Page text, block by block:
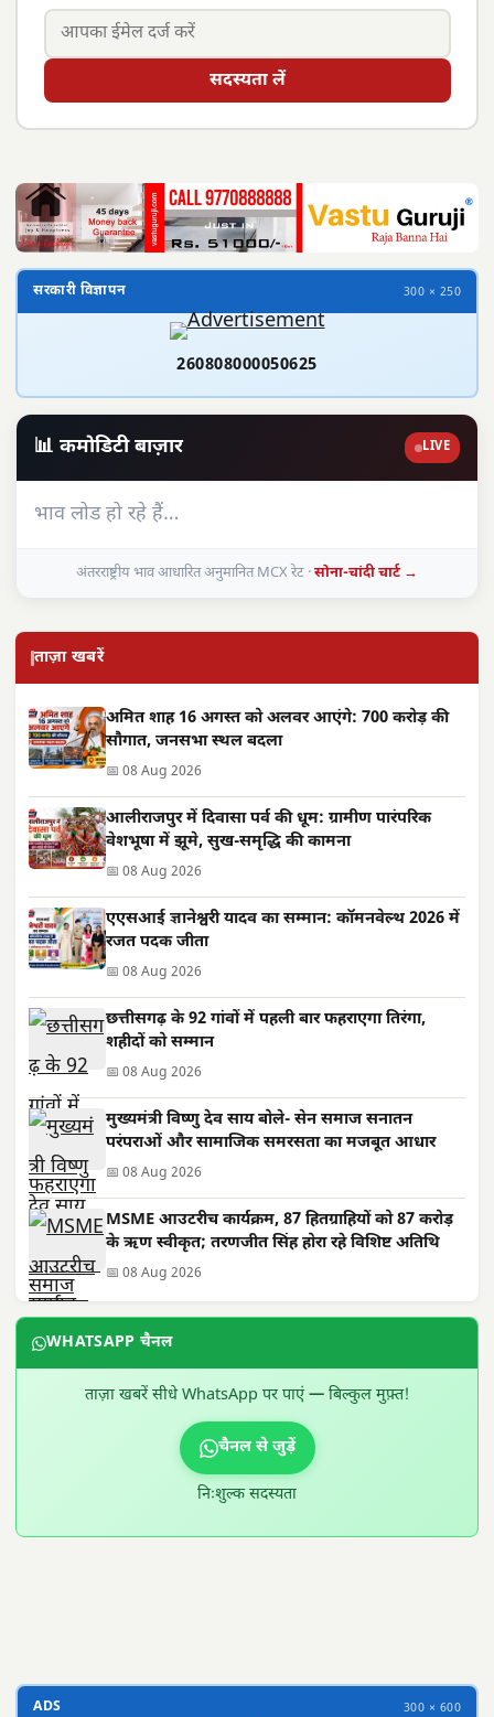
सदस्यता लें
सरकारी विज्ञापन 300 × 250
260808000050625
📊 कमोडिटी बाज़ार LIVE
भाव लोड हो रहे हैं…
अंतरराष्ट्रीय भाव आधारित अनुमानित MCX रेट ·सोना-चांदी चार्ट →
ताज़ा खबरें
अमित शाह 16 अगस्त को अलवर आएंगे: 700 करोड़ की
सौगात, जनसभा स्थल बदला
📅 08 Aug 2026
आलीराजपुर में दिवासा पर्व की धूम: ग्रामीण पारंपरिक
वेशभूषा में झूमे, सुख-समृद्धि की कामना
📅 08 Aug 2026
एएसआई ज्ञानेश्वरी यादव का सम्मान: कॉमनवेल्थ 2026 में
रजत पदक जीता
📅 08 Aug 2026
छत्तीसगढ़ के 92 गांवों में पहली बार फहराएगा तिरंगा,
शहीदों को सम्मान
📅 08 Aug 2026
मुख्यमंत्री विष्णु देव साय बोले- सेन समाज सनातन
परंपराओं और सामाजिक समरसता का मजबूत आधार
📅 08 Aug 2026
MSME आउटरीच कार्यक्रम, 87 हितग्राहियों को 87 करोड़
के ऋण स्वीकृत; तरणजीत सिंह होरा रहे विशिष्ट अतिथि
📅 08 Aug 2026
WHATSAPP चैनल
ताज़ा खबरें सीधे WhatsApp पर पाएं — बिल्कुल मुफ़्त!
चैनल से जुड़ें
निःशुल्क सदस्यता
ADS 300 × 600